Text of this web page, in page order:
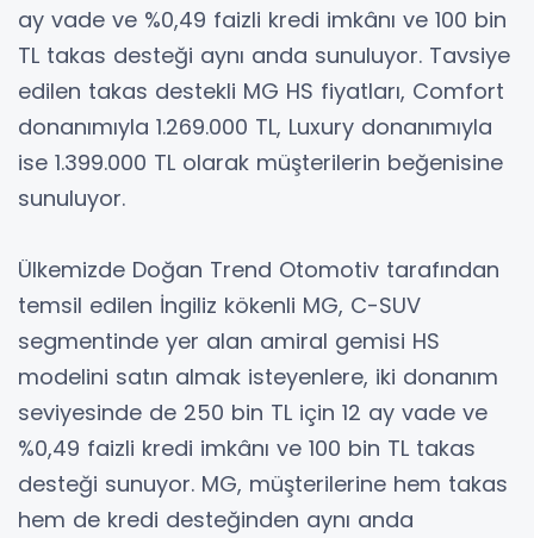
ay vade ve %0,49 faizli kredi imkânı ve 100 bin
TL takas desteği aynı anda sunuluyor. Tavsiye
edilen takas destekli MG HS fiyatları, Comfort
donanımıyla 1.269.000 TL, Luxury donanımıyla
ise 1.399.000 TL olarak müşterilerin beğenisine
sunuluyor.
Ülkemizde Doğan Trend Otomotiv tarafından
temsil edilen İngiliz kökenli MG, C-SUV
segmentinde yer alan amiral gemisi HS
modelini satın almak isteyenlere, iki donanım
seviyesinde de 250 bin TL için 12 ay vade ve
%0,49 faizli kredi imkânı ve 100 bin TL takas
desteği sunuyor. MG, müşterilerine hem takas
hem de kredi desteğinden aynı anda